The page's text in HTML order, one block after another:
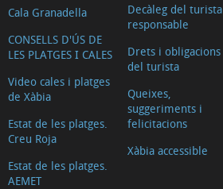
Cala Granadella
CONSELLS D'ÚS DE
LES PLATGES I CALES
Video cales i platges
de Xàbia
Estat de les platges.
Creu Roja
Estat de les platges.
AEMET
Decàleg del turista
responsable
Drets i obligacions
del turista
Queixes,
suggeriments i
felicitacions
Xàbia accessible